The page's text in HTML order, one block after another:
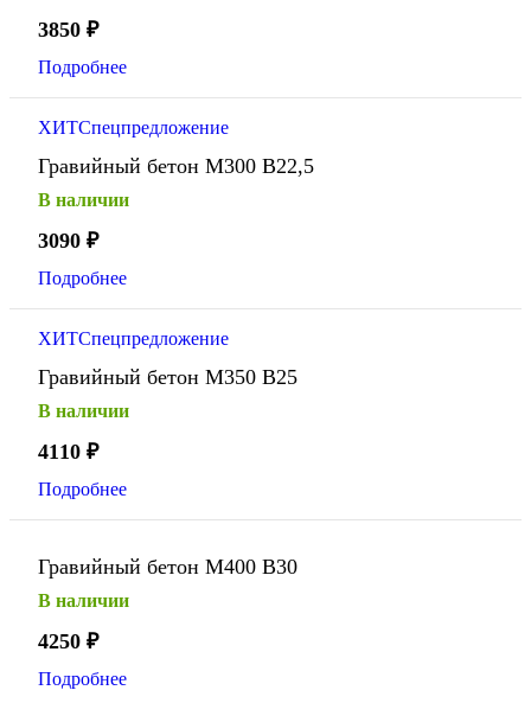
3850 ₽
Подробнее
ХИТСпецпредложение
Гравийный бетон М300 В22,5
В наличии
3090 ₽
Подробнее
ХИТСпецпредложение
Гравийный бетон М350 В25
В наличии
4110 ₽
Подробнее
Гравийный бетон М400 В30
В наличии
4250 ₽
Подробнее